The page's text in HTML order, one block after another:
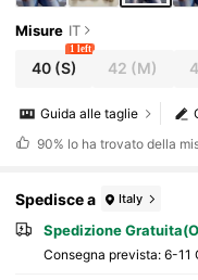
Misure IT
40(S)
1 left
42 (M)
Guida alle taglie
90% lo ha trovato della
Spedisce a Italy
Spedizione
Consegna prevista: 6-11